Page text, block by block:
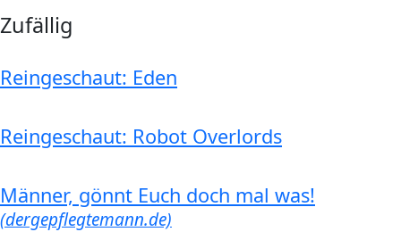
Zufällig
Reingeschaut: Eden
Reingeschaut: Robot Overlords
Männer, gönnt Euch doch mal was!
(dergepflegtemann.de)